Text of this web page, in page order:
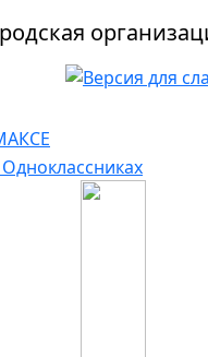
содержанию